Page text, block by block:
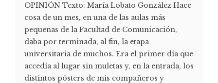
OPINIÓN Texto: María Lobato González Hace
cosa de un mes, en una de las aulas más
pequeñas de la Facultad de Comunicación,
daba por terminada, al fin, la etapa
universitaria de muchos. Era el primer día que
accedía al lugar sin muletas y, en la entrada, los
distintos pósters de mis compañeros y